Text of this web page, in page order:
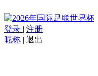
登录 | 注册
昵称 | 退出